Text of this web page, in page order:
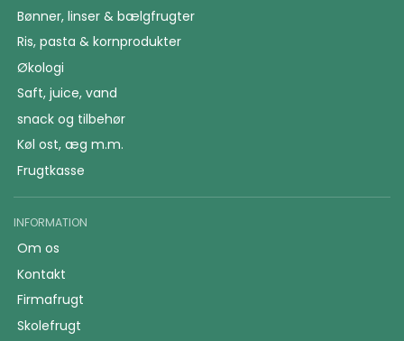
Bønner, linser & bælgfrugter
Ris, pasta & kornprodukter
Økologi
Saft, juice, vand
snack og tilbehør
Køl ost, æg m.m.
Frugtkasse
INFORMATION
Om os
Kontakt
Firmafrugt
Skolefrugt